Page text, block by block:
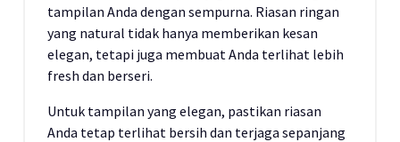
tampilan Anda dengan sempurna. Riasan ringan
yang natural tidak hanya memberikan kesan
elegan, tetapi juga membuat Anda terlihat lebih
fresh dan berseri.
Untuk tampilan yang elegan, pastikan riasan
Anda tetap terlihat bersih dan terjaga sepanjang